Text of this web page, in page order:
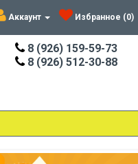
Аккаунт Избранное (0)
8 (926) 159-59-73
8 (926) 512-30-88